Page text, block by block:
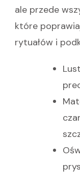
ale przede
które
rytuałów i